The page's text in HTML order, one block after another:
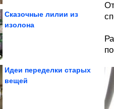
Сказочные лилии из
изолона
Идеи переделки старых
вещей